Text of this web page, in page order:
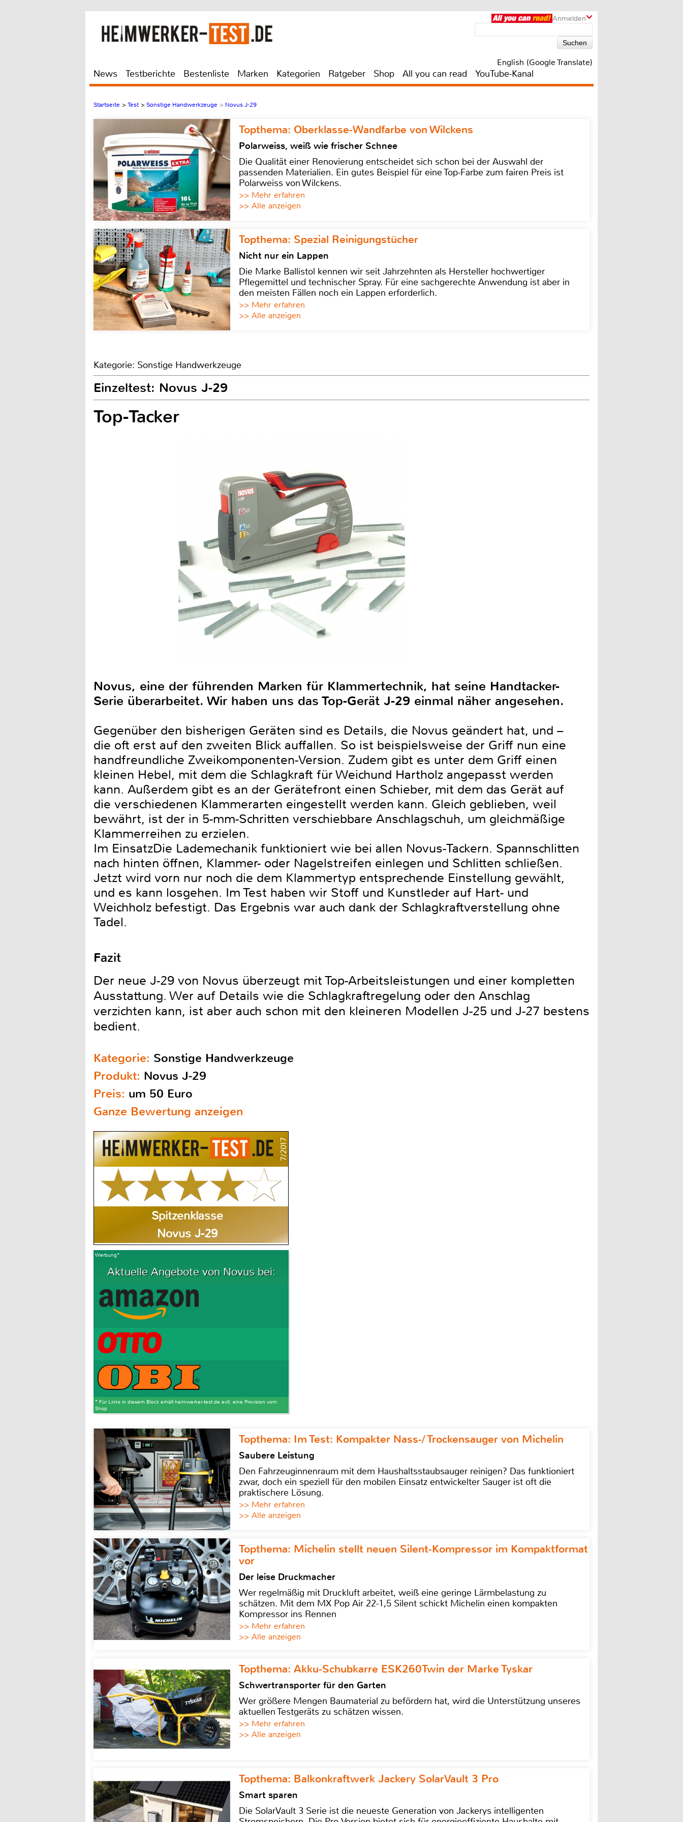
Anmelden
English (Google Translate)
News Testberichte Bestenliste Marken Kategorien Ratgeber Shop All you can read YouTube-Kanal
Startseite > Test > Sonstige Handwerkzeuge > Novus J-29
Topthema: Oberklasse-Wandfarbe von Wilckens
Polarweiss, weiß wie frischer Schnee
Die Qualität einer Renovierung entscheidet sich schon bei der Auswahl der
passenden Materialien. Ein gutes Beispiel für eine Top-Farbe zum fairen Preis ist
Polarweiss von Wilckens.
>> Mehr erfahren
>> Alle anzeigen
Topthema: Spezial Reinigungstücher
Nicht nur ein Lappen
Die Marke Ballistol kennen wir seit Jahrzehnten als Hersteller hochwertiger
Pflegemittel und technischer Spray. Für eine sachgerechte Anwendung ist aber in
den meisten Fällen noch ein Lappen erforderlich.
>> Mehr erfahren
>> Alle anzeigen
Kategorie: Sonstige Handwerkzeuge
Einzeltest: Novus J-29
Top-Tacker
Novus, eine der führenden Marken für Klammertechnik, hat seine Handtacker-
Serie überarbeitet. Wir haben uns das Top-Gerät J-29 einmal näher angesehen.
Gegenüber den bisherigen Geräten sind es Details, die Novus geändert hat, und –
die oft erst auf den zweiten Blick auffallen. So ist beispielsweise der Griff nun eine
handfreundliche Zweikomponenten-Version. Zudem gibt es unter dem Griff einen
kleinen Hebel, mit dem die Schlagkraft für Weichund Hartholz angepasst werden
kann. Außerdem gibt es an der Gerätefront einen Schieber, mit dem das Gerät auf
die verschiedenen Klammerarten eingestellt werden kann. Gleich geblieben, weil
bewährt, ist der in 5-mm-Schritten verschiebbare Anschlagschuh, um gleichmäßige
Klammerreihen zu erzielen.
Im EinsatzDie Lademechanik funktioniert wie bei allen Novus-Tackern. Spannschlitten
nach hinten öffnen, Klammer- oder Nagelstreifen einlegen und Schlitten schließen.
Jetzt wird vorn nur noch die dem Klammertyp entsprechende Einstellung gewählt,
und es kann losgehen. Im Test haben wir Stoff und Kunstleder auf Hart- und
Weichholz befestigt. Das Ergebnis war auch dank der Schlagkraftverstellung ohne
Tadel.
Fazit
Der neue J-29 von Novus überzeugt mit Top-Arbeitsleistungen und einer kompletten
Ausstattung. Wer auf Details wie die Schlagkraftregelung oder den Anschlag
verzichten kann, ist aber auch schon mit den kleineren Modellen J-25 und J-27 bestens
bedient.
Kategorie: Sonstige Handwerkzeuge
Produkt: Novus J-29
Preis: um 50 Euro
Ganze Bewertung anzeigen
7/2017
Spitzenklasse
Novus J-29
Werbung*
Aktuelle Angebote von Novus bei:
* Für Links in diesem Block erhält heimwerker-test.de evtl. eine Provision vom
Shop
Topthema: Im Test: Kompakter Nass-/ Trockensauger von Michelin
Saubere Leistung
Den Fahrzeuginnenraum mit dem Haushaltsstaubsauger reinigen? Das funktioniert
zwar, doch ein speziell für den mobilen Einsatz entwickelter Sauger ist oft die
praktischere Lösung.
>> Mehr erfahren
>> Alle anzeigen
Topthema: Michelin stellt neuen Silent-Kompressor im Kompaktformat
vor
Der leise Druckmacher
Wer regelmäßig mit Druckluft arbeitet, weiß eine geringe Lärmbelastung zu
schätzen. Mit dem MX Pop Air 22-1,5 Silent schickt Michelin einen kompakten
Kompressor ins Rennen
>> Mehr erfahren
>> Alle anzeigen
Topthema: Akku-Schubkarre ESK260Twin der Marke Tyskar
Schwertransporter für den Garten
Wer größere Mengen Baumaterial zu befördern hat, wird die Unterstützung unseres
aktuellen Testgeräts zu schätzen wissen.
>> Mehr erfahren
>> Alle anzeigen
Topthema: Balkonkraftwerk Jackery SolarVault 3 Pro
Smart sparen
Die SolarVault 3 Serie ist die neueste Generation von Jackerys intelligenten